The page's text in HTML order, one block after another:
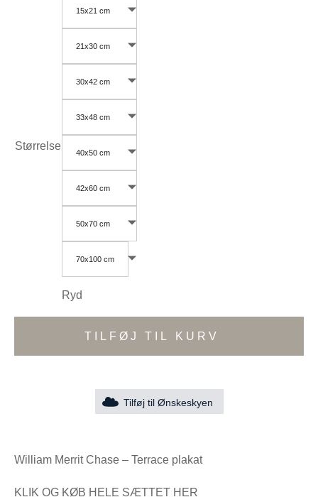
Størrelse
15x21 cm
21x30 cm
30x42 cm
33x48 cm
40x50 cm
42x60 cm
50x70 cm
70x100 cm
Ryd
TILFØJ TIL KURV
Tilføj til Ønskeskyen
William Merrit Chase – Terrace plakat
KLIK OG KØB HELE SÆTTET HER